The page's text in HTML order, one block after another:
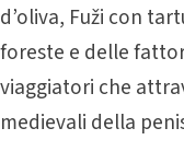
d’oliva, Fuži con
foreste e delle
viaggiatori che
medievali della